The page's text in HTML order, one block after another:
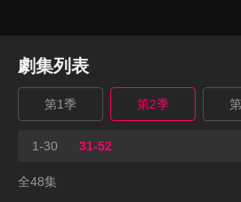
劇集列表
第1季 第2季
1-30 31-52
全48集